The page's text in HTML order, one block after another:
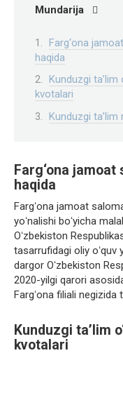
Mundarija
Farg‘ona
haqida
Kunduzgi ta’lim
kvotalari
Kunduzgi
Farg‘ona
haqida
Fargʻona jamoat
yoʻnalishi boʻyicha
Oʻzbekiston
tasarrufidagi oliy oʻquv
dargor Oʻzbekiston
2020-yilgi qarori
Fargʻona filiali negizida
Kunduzgi ta’lim
kvotalari